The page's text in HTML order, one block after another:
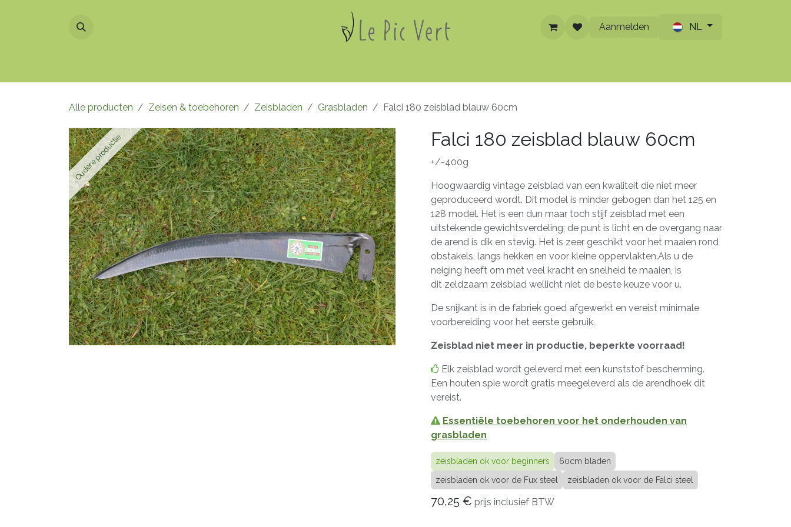
Aanmelden
NL
Alle producten Zeisen & toebehoren Zeisbladen Grasbladen Falci 180 zeisblad blauw 60cm
Oudere productie Falci 180 zeisblad blauw 60cm
+/-400g
Hoogwaardig vintage zeisblad van een kwaliteit die niet meer
geproduceerd wordt. Dit model is minder gebogen dan het 125 en
128 model. Het is een dun maar toch stijf zeisblad met een
uitstekende gewichtsverdeling; de punt is licht en de overgang naar
de arend is dik en stevig. Het is zeer geschikt voor het maaien rond
obstakels, langs hekken en voor kleine oppervlakten.Als u de
neiging heeft om met veel kracht en snelheid te maaien, is
dit zeldzaam zeisblad wellicht niet de beste keuze voor u.
De snijkant is in de fabriek goed afgewerkt en vereist minimale
voorbereiding voor het eerste gebruik.
Zeisblad niet meer in productie, beperkte voorraad!
Elk zeisblad wordt geleverd met een kunststof bescherming.
Een houten spie wordt gratis meegeleverd als de arendhoek dit
vereist.
Essentiële toebehoren voor het onderhouden van
grasbladen
zeisbladen ok voor beginners
60cm bladen
zeisbladen ok voor de Fux steel
zeisbladen ok voor de Falci steel
70,25 € prijs inclusief BTW